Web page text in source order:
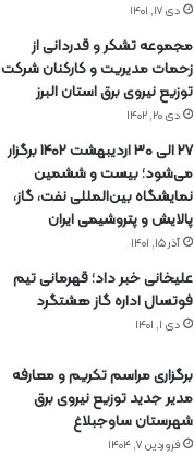
دی ۱۷, ۱۴۰۱
مجموعه تشکر و قدردانی از
زحمات مدیریت و کارکنان شرکت
توزیع نیروی برق استان البرز
دی ۲۰, ۱۴۰۲
27 الی 30 اردیبهشت 1402 برگزار
می‌شود؛ بیست و ششمین
نمایشگاه بین‌المللی نفت، گاز،
پالایش و پتروشیمی ایران
آذر ۱۵, ۱۴۰۱
علیخانی خبر داد؛ قهرمانی تیم
فوتسال اداره گاز هشتگرد
دی ۱, ۱۴۰۱
برگزاری مراسم تكریم و معارفه
مدیر جدید توزیع نیروی برق
شهرستان ساوجبلاغ
فروردین ۷, ۱۴۰۴